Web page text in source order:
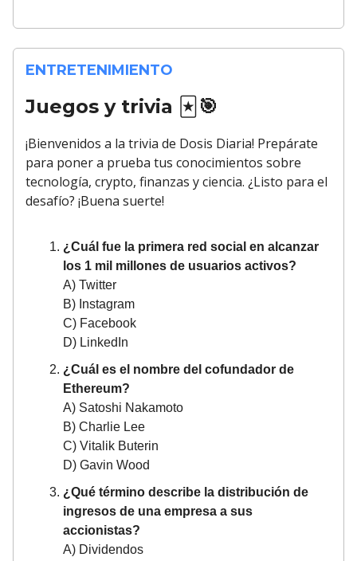
ENTRETENIMIENTO
Juegos y trivia 🃏🎯
¡Bienvenidos a la trivia de Dosis Diaria! Prepárate
para poner a prueba tus conocimientos sobre
tecnología, crypto, finanzas y ciencia. ¿Listo para el
desafío? ¡Buena suerte!
¿Cuál fue la primera red social en alcanzar
los 1 mil millones de usuarios activos?
A) Twitter
B) Instagram
C) Facebook
D) LinkedIn
¿Cuál es el nombre del cofundador de
Ethereum?
A) Satoshi Nakamoto
B) Charlie Lee
C) Vitalik Buterin
D) Gavin Wood
¿Qué término describe la distribución de
ingresos de una empresa a sus
accionistas?
A) Dividendos